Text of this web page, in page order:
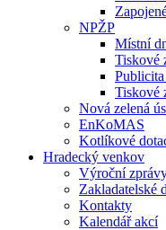
NPŽP
Místní
Tiskové
Tiskové
Nová zelená
EnKoMAS
Kotlíkové
Hradecký venkov
Výroční
Zakladatelské
Kontakty
Kalendář akcí